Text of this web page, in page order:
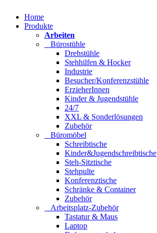
Home
Produkte
Arbeiten
Bürostühle
Drehstühle
Stehhilfen & Hocker
Industrie
Besucher/Konferenzstühle
ErzieherInnen
Kinder & Jugendstühle
24/7
XXL & Sonderlösungen
Zubehör
Büromöbel
Schreibtische
Kinder&Jugendschreibtische
Steh-Sitztische
Stehpulte
Konferenztische
Schränke & Container
Zubehör
Arbeitsplatz-Zubehör
Tastatur & Maus
Laptop